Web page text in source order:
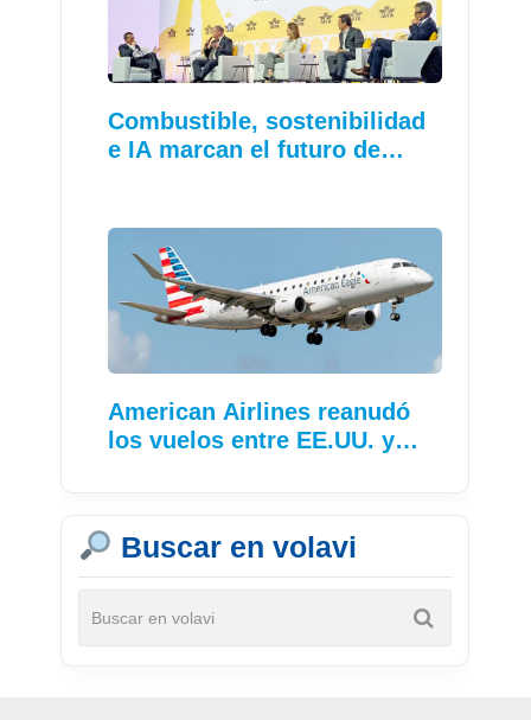
Combustible, sostenibilidad
e IA marcan el futuro de…
American Airlines reanudó
los vuelos entre EE.UU. y…
Buscar en volavi